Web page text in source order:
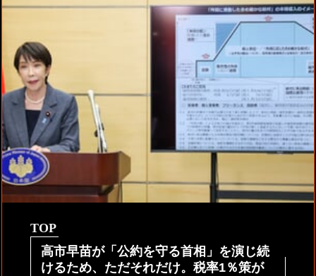
TOP
高市早苗が「公約を守る首相」を演じ続
けるため、ただそれだけ。税率1％策が